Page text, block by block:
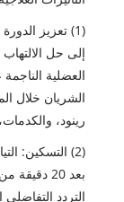
(1) تعزيز
إلى حل
العضلية
الشريان خلال
رينود،
(2) التسكين:
التردد التفاضلي